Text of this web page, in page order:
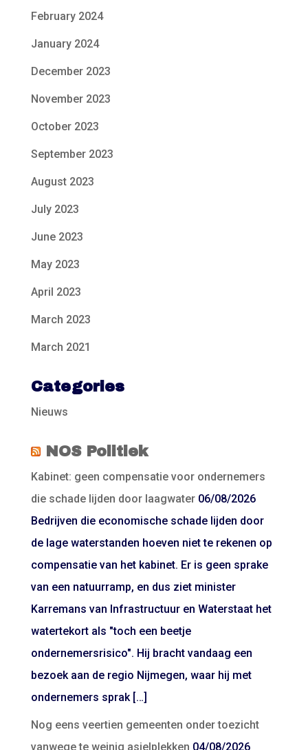
February 2024
January 2024
December 2023
November 2023
October 2023
September 2023
August 2023
July 2023
June 2023
May 2023
April 2023
March 2023
March 2021
Categories
Nieuws
NOS Politiek
Kabinet: geen compensatie voor ondernemers
die schade lijden door laagwater 06/08/2026
Bedrijven die economische schade lijden door
de lage waterstanden hoeven niet te rekenen op
compensatie van het kabinet. Er is geen sprake
van een natuurramp, en dus ziet minister
Karremans van Infrastructuur en Waterstaat het
watertekort als "toch een beetje
ondernemersrisico". Hij bracht vandaag een
bezoek aan de regio Nijmegen, waar hij met
ondernemers sprak […]
Nog eens veertien gemeenten onder toezicht
vanwege te weinig asielplekken 04/08/2026